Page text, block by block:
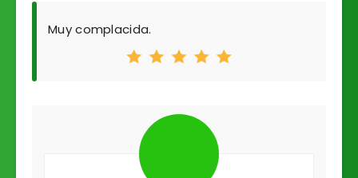
Muy complacida.